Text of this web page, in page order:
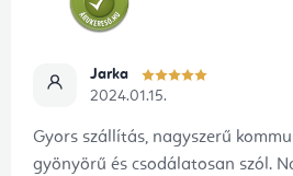
Jarka
2024.01.15.
Gyors szállítás, nagyszerű
gyönyörű és csodálatosan szól.